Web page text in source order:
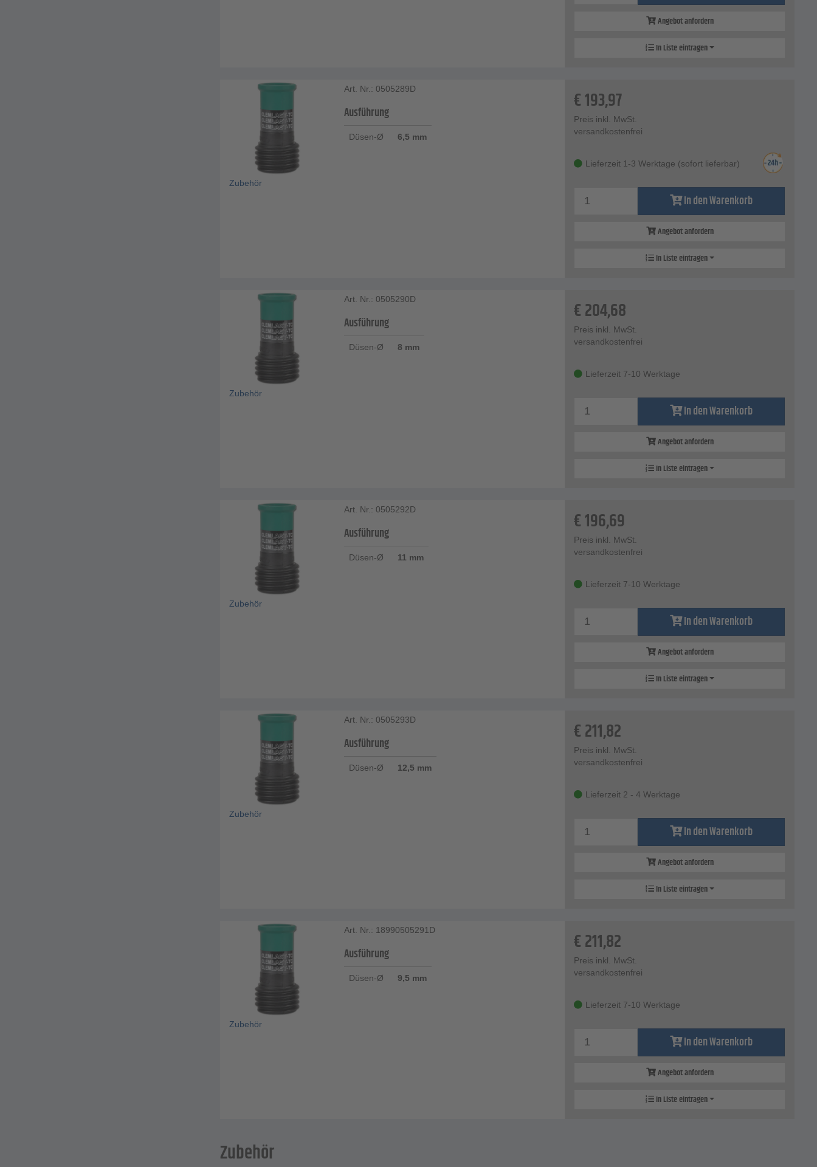
Angebot anfordern
In Liste eintragen
Art. Nr.: 0505289D
Ausführung
Düsen-Ø 6,5 mm
Zubehör
€193,97
Preis inkl. MwSt.
versandkostenfrei
Lieferzeit 1-3 Werktage (sofort lieferbar)
In den Warenkorb
Angebot anfordern
In Liste eintragen
Art. Nr.: 0505290D
Ausführung
Düsen-Ø 8 mm
Zubehör
€204,68
Preis inkl. MwSt.
versandkostenfrei
Lieferzeit 7-10 Werktage
In den Warenkorb
Angebot anfordern
In Liste eintragen
Art. Nr.: 0505292D
Ausführung
Düsen-Ø 11 mm
Zubehör
€196,69
Preis inkl. MwSt.
versandkostenfrei
Lieferzeit 7-10 Werktage
In den Warenkorb
Angebot anfordern
In Liste eintragen
Art. Nr.: 0505293D
Ausführung
Düsen-Ø 12,5 mm
Zubehör
€211,82
Preis inkl. MwSt.
versandkostenfrei
Lieferzeit 2 - 4 Werktage
In den Warenkorb
Angebot anfordern
In Liste eintragen
Art. Nr.: 18990505291D
Ausführung
Düsen-Ø 9,5 mm
Zubehör
€211,82
Preis inkl. MwSt.
versandkostenfrei
Lieferzeit 7-10 Werktage
In den Warenkorb
Angebot anfordern
In Liste eintragen
Zubehör